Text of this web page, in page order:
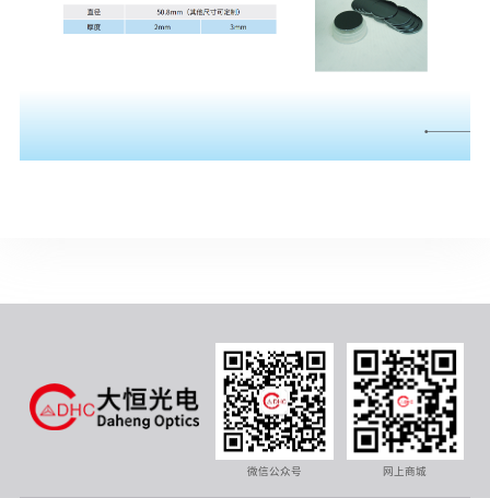
微信公众号 网上商城